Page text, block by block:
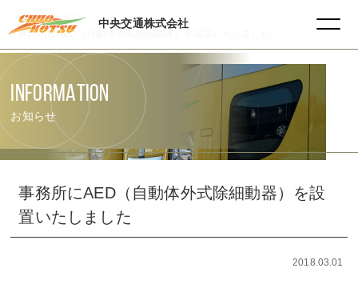
中央交通株式会社
HOME
投稿
事務所にAED（自動体外式除細動器）を設置いたしました
お知らせ
INFORMATION
事務所にAED（自動体外式除細動器）を設
置いたしました
2018.03.01